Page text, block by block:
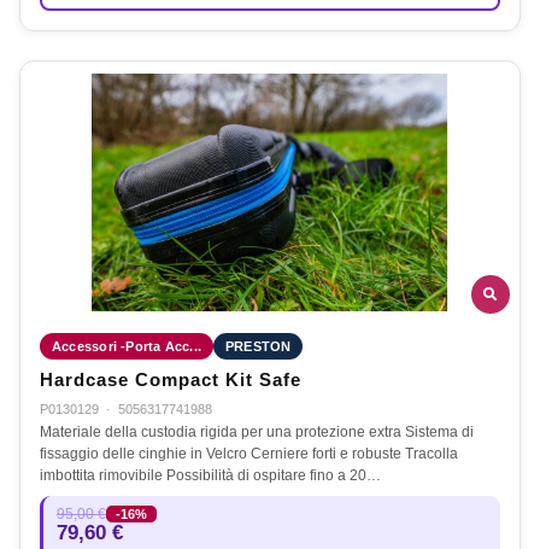
Accessori -Porta Acc... PRESTON
Hardcase Compact Kit Safe
P0130129 · 5056317741988
Materiale della custodia rigida per una protezione extra Sistema di
fissaggio delle cinghie in Velcro Cerniere forti e robuste Tracolla
imbottita rimovibile Possibilità di ospitare fino a 20…
95,00 € -16%
79,60 €